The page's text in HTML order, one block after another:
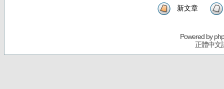
新文章
Powered by
正體中文